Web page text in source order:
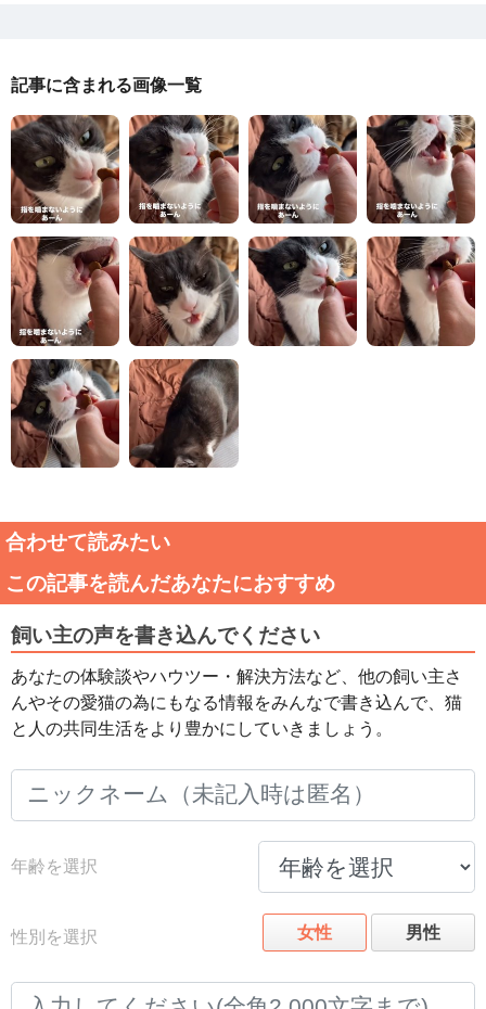
記事に含まれる画像一覧
合わせて読みたい
この記事を読んだあなたにおすすめ
飼い主の声を書き込んでください
あなたの体験談やハウツー・解決方法など、他の飼い主さ
んやその愛猫の為にもなる情報をみんなで書き込んで、猫
と人の共同生活をより豊かにしていきましょう。
年齢を選択
性別を選択 女性 男性